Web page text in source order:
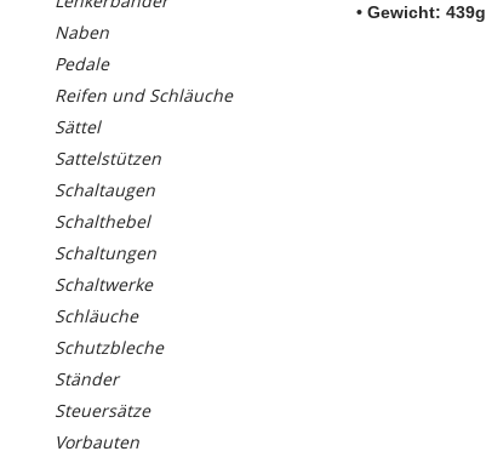
Naben
Pedale
Reifen und Schläuche
Sättel
Sattelstützen
Schaltaugen
Schalthebel
Schaltungen
Schaltwerke
Schläuche
Schutzbleche
Ständer
Steuersätze
Vorbauten
• Gewicht: 439g